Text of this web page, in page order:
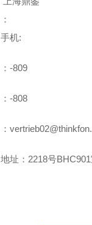
：
手机:
：-809
：-808
：
地址：2218号